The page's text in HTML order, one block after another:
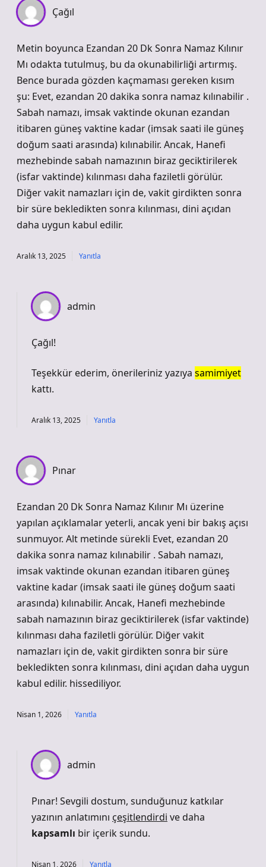
Çağıl
Metin boyunca Ezandan 20 Dk Sonra Namaz Kılınır
Mı odakta tutulmuş, bu da okunabilirliği artırmış.
Bence burada gözden kaçmaması gereken kısım
şu: Evet, ezandan 20 dakika sonra namaz kılınabilir .
Sabah namazı, imsak vaktinde okunan ezandan
itibaren güneş vaktine kadar (imsak saati ile güneş
doğum saati arasında) kılınabilir. Ancak, Hanefi
mezhebinde sabah namazının biraz geciktirilerek
(isfar vaktinde) kılınması daha faziletli görülür.
Diğer vakit namazları için de, vakit girdikten sonra
bir süre bekledikten sonra kılınması, dini açıdan
daha uygun kabul edilir.
Aralık 13, 2025 Yanıtla
admin
Çağıl!
Teşekkür ederim, önerileriniz yazıya samimiyet
kattı.
Aralık 13, 2025 Yanıtla
Pınar
Ezandan 20 Dk Sonra Namaz Kılınır Mı üzerine
yapılan açıklamalar yeterli, ancak yeni bir bakış açısı
sunmuyor. Alt metinde sürekli Evet, ezandan 20
dakika sonra namaz kılınabilir . Sabah namazı,
imsak vaktinde okunan ezandan itibaren güneş
vaktine kadar (imsak saati ile güneş doğum saati
arasında) kılınabilir. Ancak, Hanefi mezhebinde
sabah namazının biraz geciktirilerek (isfar vaktinde)
kılınması daha faziletli görülür. Diğer vakit
namazları için de, vakit girdikten sonra bir süre
bekledikten sonra kılınması, dini açıdan daha uygun
kabul edilir. hissediliyor.
Nisan 1, 2026 Yanıtla
admin
Pınar! Sevgili dostum, sunduğunuz katkılar
yazının anlatımını çeşitlendirdi ve daha
kapsamlı bir içerik sundu.
Nisan 1, 2026 Yanıtla